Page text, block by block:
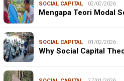
SOCIAL CAPITAL 02/02/2026
Mengapa Teori Modal
SOCIAL CAPITAL 01/02/2026
Why Social Capital